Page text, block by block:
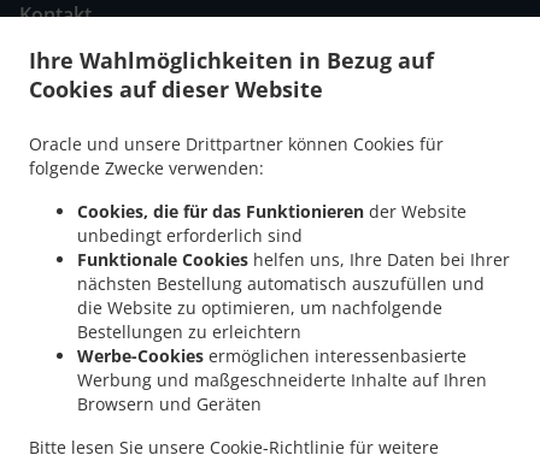
Ihre Wahlmöglichkeiten in Bezug auf
Cookies auf dieser Website
Oracle und unsere Drittpartner können Cookies für
folgende Zwecke verwenden:
Cookies, die für das Funktionieren der Website
unbedingt erforderlich sind
Funktionale Cookies helfen uns, Ihre Daten bei Ihrer
nächsten Bestellung automatisch auszufüllen und
die Website zu optimieren, um nachfolgende
Bestellungen zu erleichtern
Werbe-Cookies ermöglichen interessenbasierte
Werbung und maßgeschneiderte Inhalte auf Ihren
Browsern und Geräten
Bitte lesen Sie unsere Cookie-Richtlinie für weitere
Kontakt
Sebald Straße 17, 73525 Schwäbisch Gmünd, Germany
+49 7171 8078941
Links
Menü
Kontakt
AKZEPTIERTE ZAHLUNGSMETHODEN